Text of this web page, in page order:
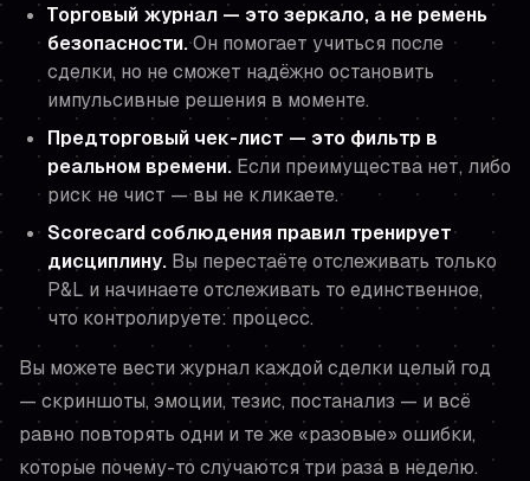
Торговый журнал — это зеркало, а не ремень
безопасности.Он помогает учиться после
сделки, но не сможет надёжно остановить
импульсивные решения в моменте.
Предторговый чек-лист — это фильтр в
реальном времени. Если преимущества нет, либо
риск не чист — вы не кликаете.
Scorecard соблюдения правил тренирует
дисциплину. Вы перестаёте отслеживать только
P&L и начинаете отслеживать то единственное,
что контролируете: процесс.
Вы можете вести журнал каждой сделки целый год
— скриншоты, эмоции, тезис, постанализ — и всё
равно повторять одни и те же «разовые» ошибки,
которые почему-то случаются три раза в неделю.